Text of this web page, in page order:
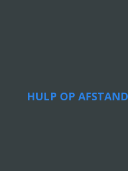
HULP OP AFSTAND